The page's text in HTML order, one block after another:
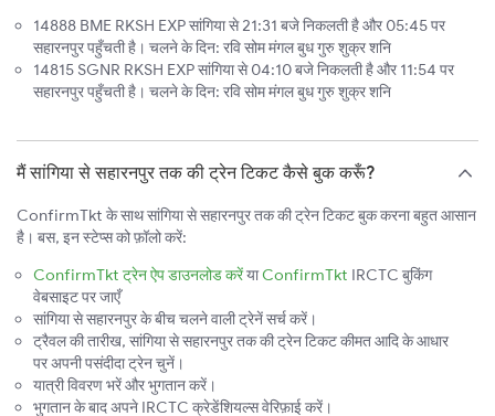
14888 BME RKSH EXP सांगिया से 21:31 बजे निकलती है और 05:45 पर
सहारनपुर पहुँचती है। चलने के दिन: रवि सोम मंगल बुध गुरु शुक्र शनि
14815 SGNR RKSH EXP सांगिया से 04:10 बजे निकलती है और 11:54 पर
सहारनपुर पहुँचती है। चलने के दिन: रवि सोम मंगल बुध गुरु शुक्र शनि
मैं सांगिया से सहारनपुर तक की ट्रेन टिकट कैसे बुक करूँ?
ConfirmTkt के साथ सांगिया से सहारनपुर तक की ट्रेन टिकट बुक करना बहुत आसान
है। बस, इन स्टेप्स को फ़ॉलो करें:
ConfirmTkt ट्रेन ऐप डाउनलोड करेंयाConfirmTkt IRCTC बुकिंग
वेबसाइट पर जाएँ
सांगिया से सहारनपुर के बीच चलने वाली ट्रेनें सर्च करें।
ट्रैवल की तारीख, सांगिया से सहारनपुर तक की ट्रेन टिकट कीमत आदि के आधार
पर अपनी पसंदीदा ट्रेन चुनें।
यात्री विवरण भरें और भुगतान करें।
भुगतान के बाद अपने IRCTC क्रेडेंशियल्स वेरिफ़ाई करें।